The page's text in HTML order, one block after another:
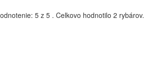
5z 5. Celkovo hodnotilo 2 rybárov.